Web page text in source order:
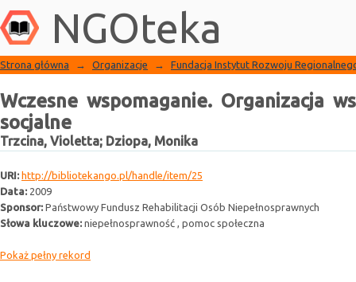
NGOteka
Wczesne wspomaganie. Organizacja
Biblioteka NGO
Strona główna → Organizacje → Fundacja Instytut Rozwoju
Wczesne wspomaganie. Organizacja
socjalne
Trzcina, Violetta; Dziopa, Monika
URI: http://bibliotekango.pl/handle/item/25
Data: 2009
Sponsor: Państwowy Fundusz Rehabilitacji Osób Niepełnosprawnych
Słowa kluczowe: niepełnosprawność , pomoc społeczna
Pokaż pełny rekord